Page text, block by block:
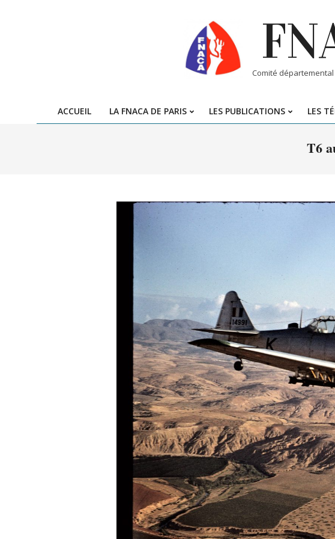
Comité
ACCUEIL LA FNACA DE PARIS LES PUBLICATIONS LES
T6